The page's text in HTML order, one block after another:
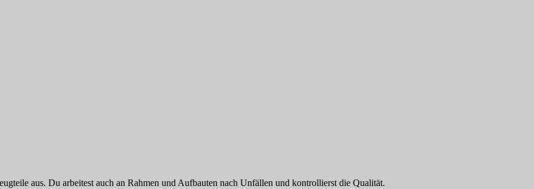
aus. Du arbeitest auch an Rahmen und Aufbauten nach Unfällen und kontrollierst die Qualität.